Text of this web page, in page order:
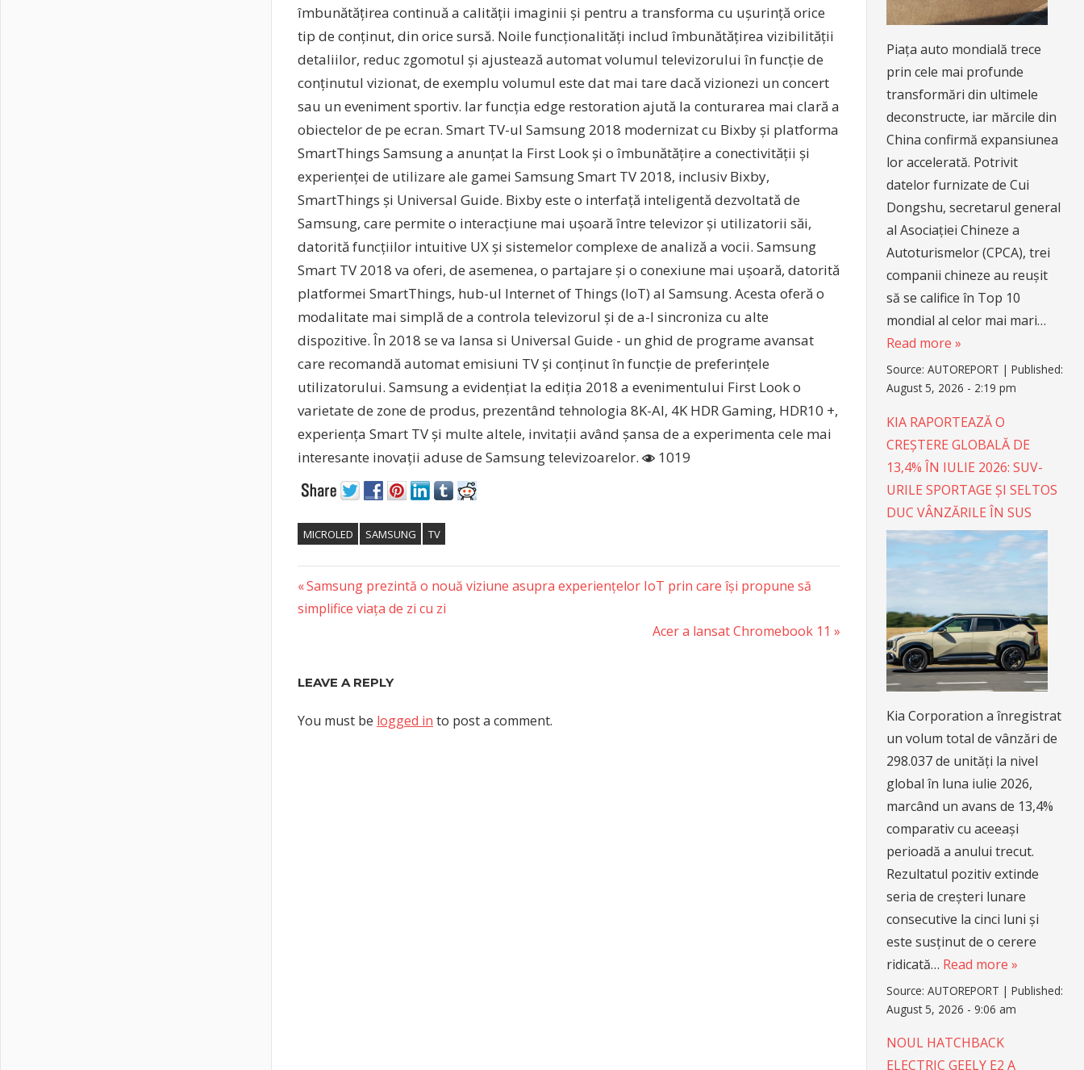
îmbunătățirea continuă a calității imaginii și pentru a transforma cu ușurință orice
tip de conținut, din orice sursă. Noile funcționalități includ îmbunătățirea vizibilității
detaliilor, reduc zgomotul și ajustează automat volumul televizorului în funcție de
conținutul vizionat, de exemplu volumul este dat mai tare dacă vizionezi un concert
sau un eveniment sportiv. Iar funcția edge restoration ajută la conturarea mai clară a
obiectelor de pe ecran. Smart TV-ul Samsung 2018 modernizat cu Bixby și platforma
SmartThings Samsung a anunțat la First Look și o îmbunătățire a conectivității și
experienței de utilizare ale gamei Samsung Smart TV 2018, inclusiv Bixby,
SmartThings și Universal Guide. Bixby este o interfață inteligentă dezvoltată de
Samsung, care permite o interacțiune mai ușoară între televizor și utilizatorii săi,
datorită funcțiilor intuitive UX și sistemelor complexe de analiză a vocii. Samsung
Smart TV 2018 va oferi, de asemenea, o partajare și o conexiune mai ușoară, datorită
platformei SmartThings, hub-ul Internet of Things (IoT) al Samsung. Acesta oferă o
modalitate mai simplă de a controla televizorul și de a-l sincroniza cu alte
dispozitive. În 2018 se va lansa si Universal Guide - un ghid de programe avansat
care recomandă automat emisiuni TV și conținut în funcție de preferințele
utilizatorului. Samsung a evidențiat la ediția 2018 a evenimentului First Look o
varietate de zone de produs, prezentând tehnologia 8K-AI, 4K HDR Gaming, HDR10 +,
experiența Smart TV și multe altele, invitații având șansa de a experimenta cele mai
interesante inovații aduse de Samsung televizoarelor.
1019
MICROLED SAMSUNG TV
Post
navigation
Previous
Post:
Samsung prezintă o nouă viziune asupra experiențelor IoT prin care își propune să
simplifice viața de zi cu zi
Next
Acer a lansat Chromebook 11
LEAVE A REPLY
You must be logged in to post a comment.
Piața auto mondială trece
prin cele mai profunde
transformări din ultimele
deconstructe, iar mărcile din
China confirmă expansiunea
lor accelerată. Potrivit
datelor furnizate de Cui
Dongshu, secretarul general
al Asociației Chineze a
Autoturismelor (CPCA), trei
companii chineze au reușit
să se califice în Top 10
mondial al celor mai mari…
Read more »
Source:AUTOREPORT |Published:
August 5, 2026 - 2:19 pm
KIA RAPORTEAZĂ O
CREȘTERE GLOBALĂ DE
13,4% ÎN IULIE 2026: SUV-
URILE SPORTAGE ȘI SELTOS
DUC VÂNZĂRILE ÎN SUS
Kia Corporation a înregistrat
un volum total de vânzări de
298.037 de unități la nivel
global în luna iulie 2026,
marcând un avans de 13,4%
comparativ cu aceeași
perioadă a anului trecut.
Rezultatul pozitiv extinde
seria de creșteri lunare
consecutive la cinci luni și
este susținut de o cerere
ridicată… Read more »
Source:AUTOREPORT |Published:
August 5, 2026 - 9:06 am
NOUL HATCHBACK
ELECTRIC GEELY E2 A